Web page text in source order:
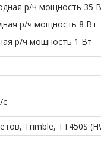
р/ч мощность 35
р/ч мощность 8 Вт
р/ч мощность 1 Вт
с
Trimble, TT450S
-тенге